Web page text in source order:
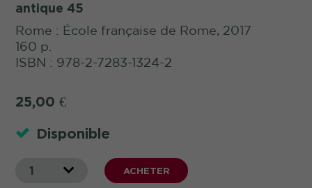
antique 45
Rome : École française de Rome, 2017
160 p.
ISBN : 978-2-7283-1324-2
25,00 €
Disponible
1 ACHETER